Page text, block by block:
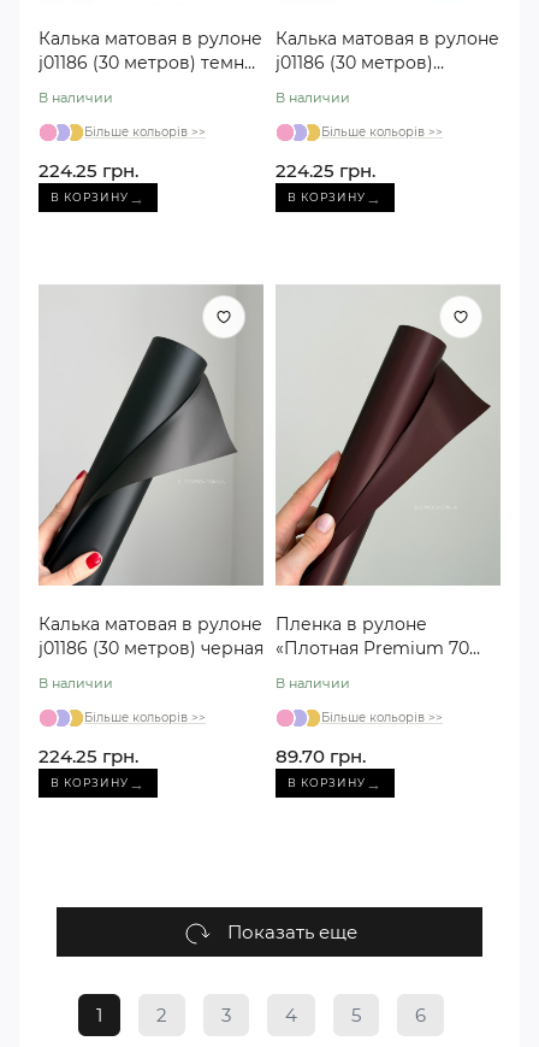
Калька матовая в рулоне
j01186 (30 метров) темно-
В наличии
Більше кольорів >>
224.25 грн.
В КОРЗИНУ →
Калька матовая в рулоне
j01186 (30 метров)
В наличии
Більше кольорів >>
224.25 грн.
В КОРЗИНУ →
Калька матовая в рулоне
j01186 (30 метров) черная
В наличии
Більше кольорів >>
224.25 грн.
В КОРЗИНУ →
Пленка в рулоне
«Плотная Premium 70
В наличии
Більше кольорів >>
89.70 грн.
В КОРЗИНУ →
Показать еще
1 2 3 4 5 6